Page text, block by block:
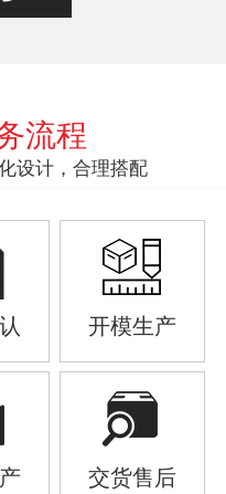
流程
设计，合理搭配
开模生产
交货售后